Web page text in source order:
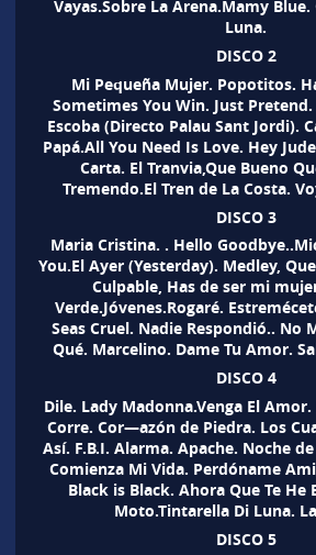
Vayas.Sobre La Arena.Mamy Blue.
Luna.
DISCO 2
Mi Pequeña Mujer. Popotitos.
Sometimes You Win. Just
Escoba (Directo Palau Sant Jordi).
Papá.All You Need Is Love. Hey
Carta. El Tranvia,Que Bueno
Tremendo.El Tren de La Costa.
DISCO 3
Maria Cristina. . Hello
You.El Ayer (Yesterday). Medley,
Culpable, Has de ser mi
Verde.Jóvenes.Rogaré.
Seas Cruel. Nadie Respondió.. No
Qué. Marcelino. Dame Tu Amor.
DISCO 4
Dile. Lady Madonna.Venga El
Corre. Cor—azón de Piedra. Los
Así. F.B.I. Alarma. Apache. Noche
Comienza Mi Vida. Perdóname
Black is Black. Ahora Que Te He
Moto.Tintarella Di Luna.
DISCO 5